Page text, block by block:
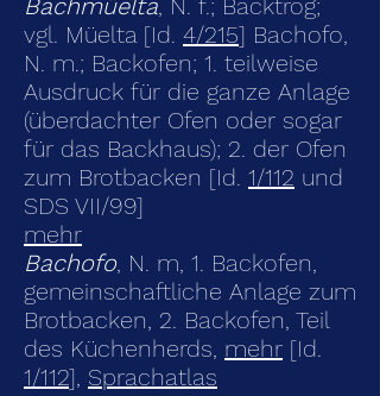
Bachmüelta, N. f.; Backtrog;
vgl. Müelta [Id. 4/215] Bachofo,
N. m.; Backofen; 1. teilweise
Ausdruck für die ganze Anlage
(überdachter Ofen oder sogar
für das Backhaus); 2. der Ofen
zum Brotbacken [Id. 1/112 und
SDS VII/99]
mehr
Bachofo, N. m, 1. Backofen,
gemeinschaftliche Anlage zum
Brotbacken, 2. Backofen, Teil
des Küchenherds, mehr [Id.
1/112], Sprachatlas